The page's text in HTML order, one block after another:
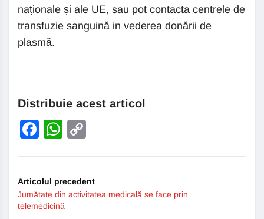
naționale și ale UE, sau pot contacta centrele de
transfuzie sanguină in vederea donării de
plasmă.
Distribuie acest articol
Facebook
WhatsApp
Articolul precedent
Jumătate din activitatea medicală se face prin
telemedicină